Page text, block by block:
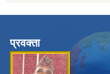
प्रवक्ता